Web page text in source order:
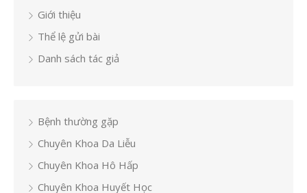
Giới thiệu
Thể lệ gửi bài
Danh sách tác giả
Bệnh thường gặp
Chuyên Khoa Da Liễu
Chuyên Khoa Hô Hấp
Chuyên Khoa Huyết Học